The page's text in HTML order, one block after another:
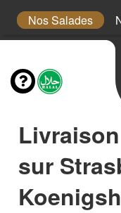
Nos Salades
sur